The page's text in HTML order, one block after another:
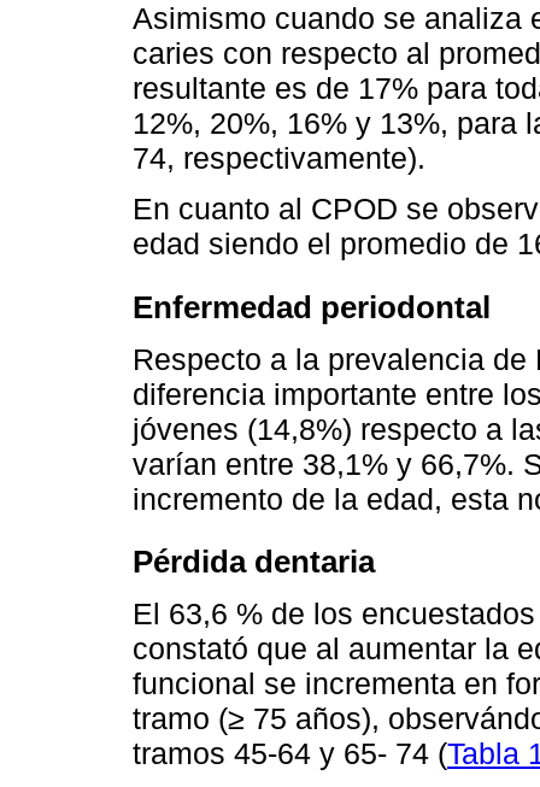
Asimismo cuando se analiza
caries con respecto al
resultante es de 17% para
12%, 20%, 16% y 13%, para
74, respectivamente).
En cuanto al CPOD se
edad siendo el promedio de
Enfermedad periodontal
Respecto a la prevalencia
diferencia importante entre
jóvenes (14,8%) respecto a
varían entre 38,1% y 66,7%.
incremento de la edad, esta
Pérdida dentaria
El 63,6 % de los
constató que al aumentar la
funcional se incrementa en
tramo (≥ 75 años),
tramos 45-64 y 65- 74 (Tabla